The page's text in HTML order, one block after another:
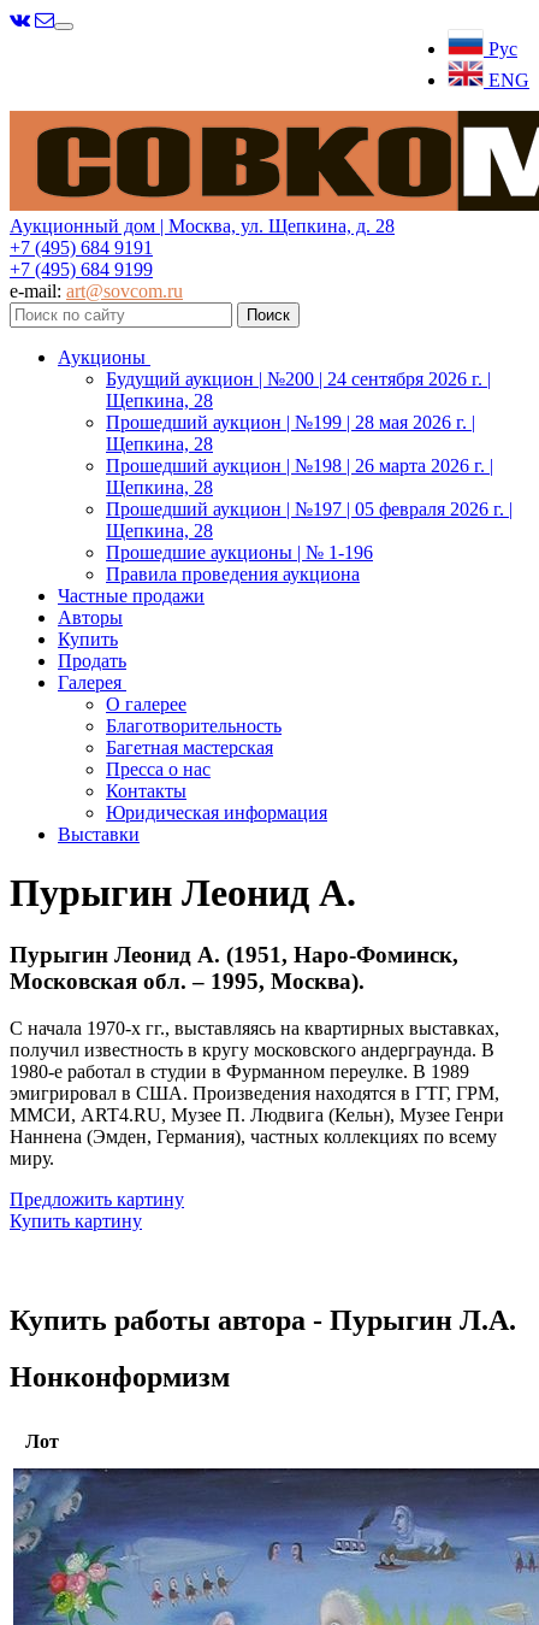
Рус
ENG
Меню
Аукционный дом | Москва, ул. Щепкина, д. 28
+7 (495) 684 9191
+7 (495) 684 9199
e-mail: art@sovcom.ru
Аукционы
Будущий аукцион | №200 | 24 сентября 2026 г. |
Щепкина, 28
Прошедший аукцион | №199 | 28 мая 2026 г. |
Щепкина, 28
Прошедший аукцион | №198 | 26 марта 2026 г. |
Щепкина, 28
Прошедший аукцион | №197 | 05 февраля 2026 г. |
Щепкина, 28
Прошедшие аукционы | № 1-196
Правила проведения аукциона
Частные продажи
Авторы
Купить
Продать
Галерея
О галерее
Благотворительность
Багетная мастерская
Пресса о нас
Контакты
Юридическая информация
Выставки
Пурыгин Леонид А.
Пурыгин Леонид А. (1951, Наро-Фоминск,
Московская обл. – 1995, Москва).
С начала 1970-х гг., выставляясь на квартирных выставках,
получил известность в кругу московского андерграунда. В
1980-е работал в студии в Фурманном переулке. В 1989
эмигрировал в США. Произведения находятся в ГТГ, ГРМ,
ММСИ, ART4.RU, Музее П. Людвига (Кельн), Музее Генри
Наннена (Эмден, Германия), частных коллекциях по всему
миру.
Предложить картину
Купить картину
Купить работы автора - Пурыгин Л.А.
Нонконформизм
Лот